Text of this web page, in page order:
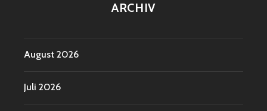
ARCHIV
August 2026
Juli 2026